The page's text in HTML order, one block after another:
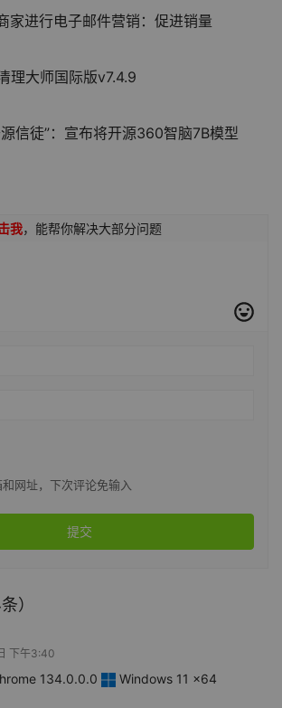
家进行电子邮件营销：促进销量
理大师国际版v7.4.9
信徒”：宣布将开源360智脑7B模型
我，能帮你解决大部分问题
网址，下次评论免输入
提交
）
下午3:40
134.0.0.0
Windows 11 x64